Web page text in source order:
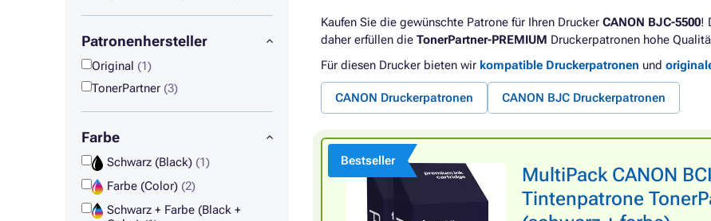
Patronenhersteller
Original (1)
TonerPartner (3)
Farbe
Schwarz (Black) (1)
Farbe (Color) (2)
Schwarz + Farbe (Black +
Kaufen Sie die gewünschte Patrone für Ihren Drucker CANON BJC-5500!
daher erfüllen die TonerPartner-PREMIUM Druckerpatronen hohe
Für diesen Drucker bieten wir kompatible Druckerpatronen und
CANON Druckerpatronen CANON BJC Druckerpatronen
Bestseller
MultiPack CANON
Tintenpatrone